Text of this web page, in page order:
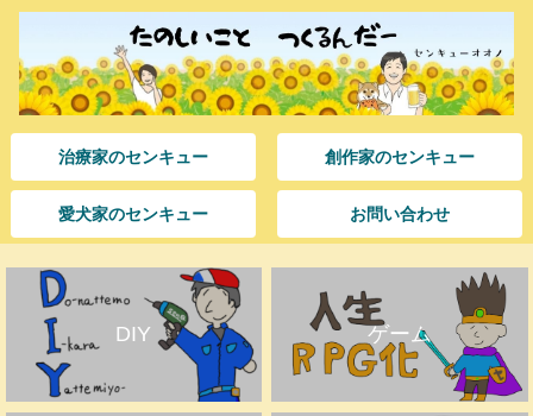
治療家のセンキュー 創作家のセンキュー
愛犬家のセンキュー お問い合わせ
DIY ゲーム